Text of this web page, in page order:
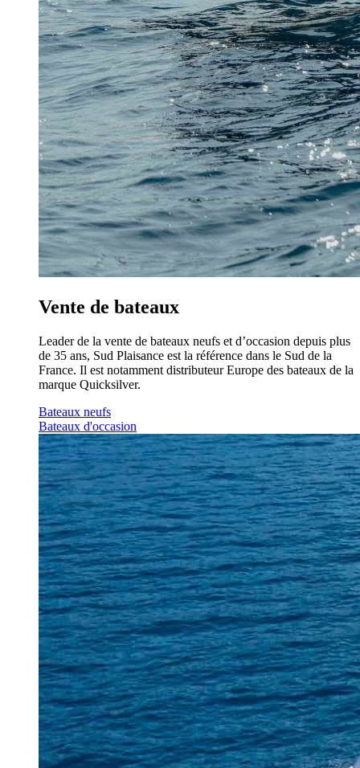
Vente de bateaux
Leader de la vente de bateaux neufs et d’occasion depuis plus
de 35 ans, Sud Plaisance est la référence dans le Sud de la
France. Il est notamment distributeur Europe des bateaux de la
marque Quicksilver.
Bateaux neufs
Bateaux d'occasion